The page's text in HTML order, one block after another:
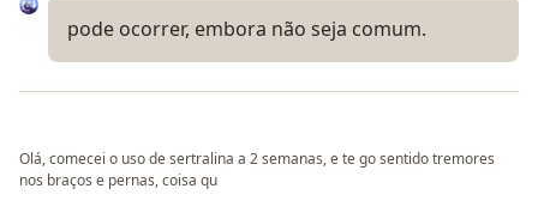
pode ocorrer, embora não seja comum.
Olá, comecei o uso de sertralina a 2 semanas, e te go sentido tremores
nos braços e pernas, coisa qu